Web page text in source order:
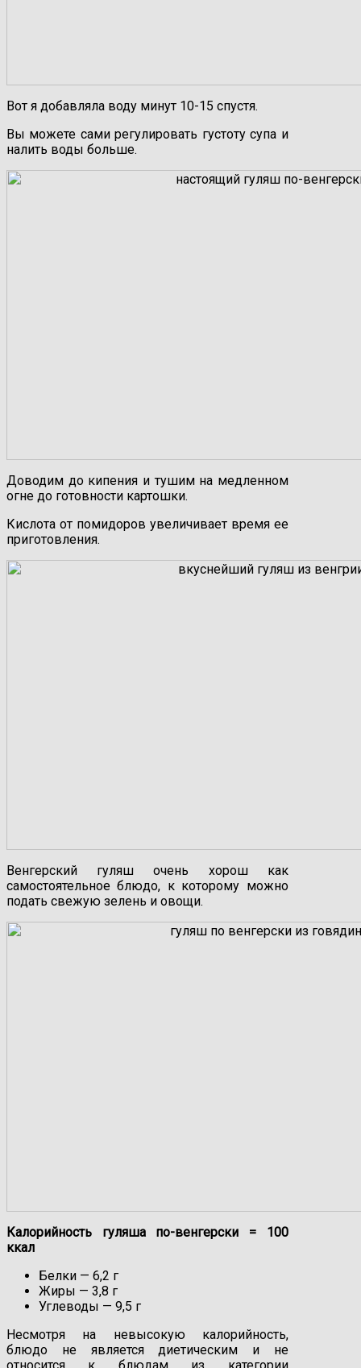
Вот я добавляла воду минут 10-15 спустя.
Вы можете сами регулировать густоту супа и
налить воды больше.
Доводим до кипения и тушим на медленном
огне до готовности картошки.
Кислота от помидоров увеличивает время ее
приготовления.
Венгерский гуляш очень хорош как
самостоятельное блюдо, к которому можно
подать свежую зелень и овощи.
Калорийность гуляша по-венгерски = 100
ккал
Белки — 6,2 г
Жиры — 3,8 г
Углеводы — 9,5 г
Несмотря на невысокую калорийность,
блюдо не является диетическим и не
относится к блюдам из категории